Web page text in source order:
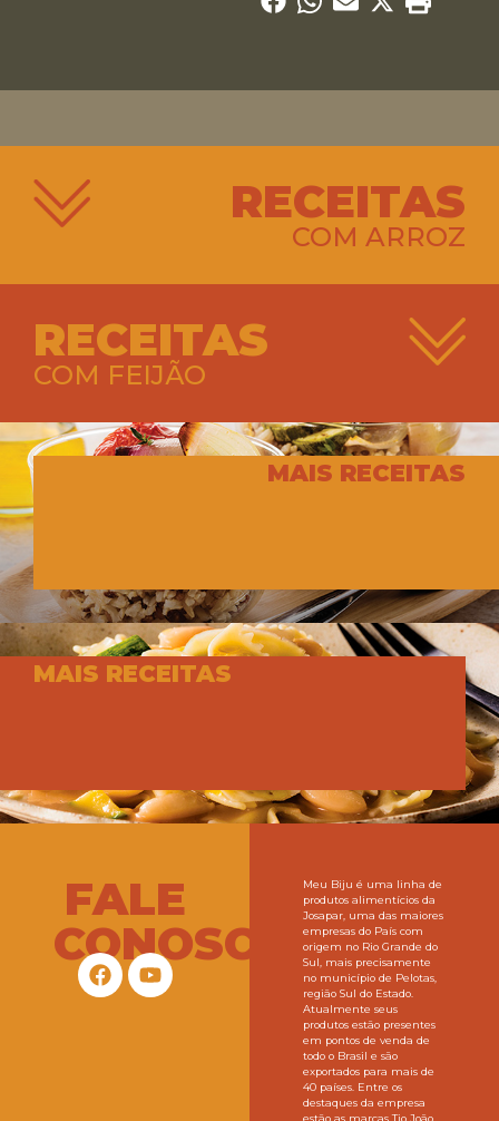
RECEITAS
COM ARROZ
RECEITAS
COM FEIJÃO
MAIS RECEITAS
MAIS RECEITAS
FALE
CONOSCO
Meu Biju é uma linha de
produtos alimentícios da
Josapar, uma das maiores
empresas do País com
origem no Rio Grande do
Sul, mais precisamente
no município de Pelotas,
região Sul do Estado.
Atualmente seus
produtos estão presentes
em pontos de venda de
todo o Brasil e são
exportados para mais de
40 países. Entre os
destaques da empresa
estão as marcas Tio João,